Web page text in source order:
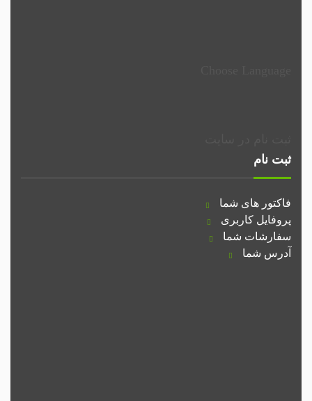
ثبت نام
فاکتور های شما
پروفایل کاربری
سفارشات شما
آدرس شما